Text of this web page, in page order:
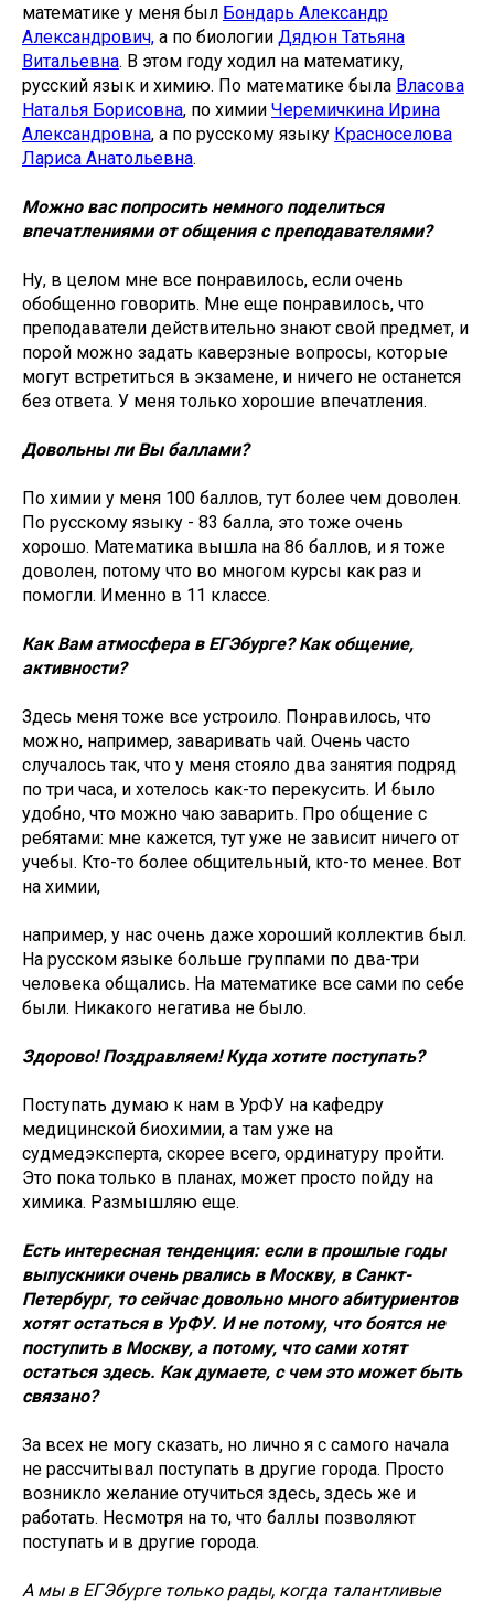
математике у меня был Бондарь Александр
Александрович, а по биологии Дядюн Татьяна
Витальевна. В этом году ходил на математику,
русский язык и химию. По математике была Власова
Наталья Борисовна, по химии Черемичкина Ирина
Александровна, а по русскому языку Красноселова
Лариса Анатольевна.
Можно вас попросить немного поделиться
впечатлениями от общения с преподавателями?
Ну, в целом мне все понравилось, если очень
обобщенно говорить. Мне еще понравилось, что
преподаватели действительно знают свой предмет, и
порой можно задать каверзные вопросы, которые
могут встретиться в экзамене, и ничего не останется
без ответа. У меня только хорошие впечатления.
Довольны ли Вы баллами?
По химии у меня 100 баллов, тут более чем доволен.
По русскому языку - 83 балла, это тоже очень
хорошо. Математика вышла на 86 баллов, и я тоже
доволен, потому что во многом курсы как раз и
помогли. Именно в 11 классе.
Как Вам атмосфера в ЕГЭбурге? Как общение,
активности?
Здесь меня тоже все устроило. Понравилось, что
можно, например, заваривать чай. Очень часто
случалось так, что у меня стояло два занятия подряд
по три часа, и хотелось как-то перекусить. И было
удобно, что можно чаю заварить. Про общение с
ребятами: мне кажется, тут уже не зависит ничего от
учебы. Кто-то более общительный, кто-то менее. Вот
на химии,
например, у нас очень даже хороший коллектив был.
На русском языке больше группами по два-три
человека общались. На математике все сами по себе
были. Никакого негатива не было.
Здорово! Поздравляем! Куда хотите поступать?
Поступать думаю к нам в УрФУ на кафедру
медицинской биохимии, а там уже на
судмедэксперта, скорее всего, ординатуру пройти.
Это пока только в планах, может просто пойду на
химика. Размышляю еще.
Есть интересная тенденция: если в прошлые годы
выпускники очень рвались в Москву, в Санкт-
Петербург, то сейчас довольно много абитуриентов
хотят остаться в УрФУ. И не потому, что боятся не
поступить в Москву, а потому, что сами хотят
остаться здесь. Как думаете, с чем это может быть
связано?
За всех не могу сказать, но лично я с самого начала
не рассчитывал поступать в другие города. Просто
возникло желание отучиться здесь, здесь же и
работать. Несмотря на то, что баллы позволяют
поступать и в другие города.
А мы в ЕГЭбурге только рады, когда талантливые